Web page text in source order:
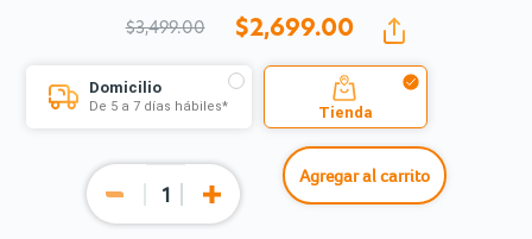
$3,499.00 $2,699.00
Domicilio
De 5 a 7 días hábiles* Tienda
Agregar al carrito